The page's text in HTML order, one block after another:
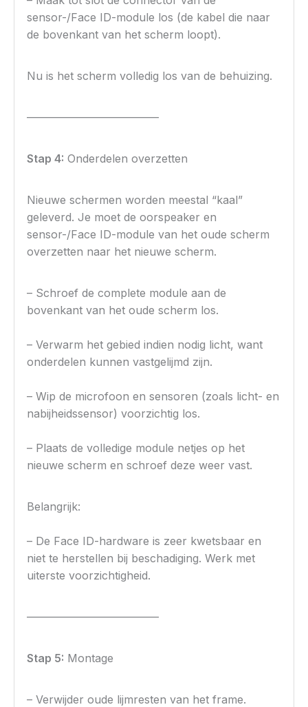
sensor-/Face ID-module los (de kabel die naar
de bovenkant van het scherm loopt).
Nu is het scherm volledig los van de behuizing.
————————————
Stap 4: Onderdelen overzetten
Nieuwe schermen worden meestal “kaal”
geleverd. Je moet de oorspeaker en
sensor-/Face ID-module van het oude scherm
overzetten naar het nieuwe scherm.
– Schroef de complete module aan de
bovenkant van het oude scherm los.
– Verwarm het gebied indien nodig licht, want
onderdelen kunnen vastgelijmd zijn.
– Wip de microfoon en sensoren (zoals licht- en
nabijheidssensor) voorzichtig los.
– Plaats de volledige module netjes op het
nieuwe scherm en schroef deze weer vast.
Belangrijk:
– De Face ID-hardware is zeer kwetsbaar en
niet te herstellen bij beschadiging. Werk met
uiterste voorzichtigheid.
————————————
Stap 5: Montage
– Verwijder oude lijmresten van het frame.